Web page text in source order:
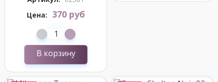
Цена:
370 руб
В корзину